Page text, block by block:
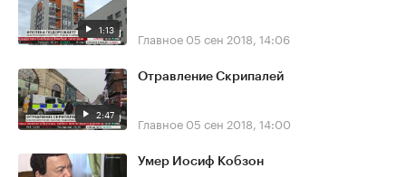
1:13 Главное 05 сен 2018, 14:06
2:47
Отравление Скрипалей
Главное 05 сен 2018, 14:00
Умер Иосиф Кобзон